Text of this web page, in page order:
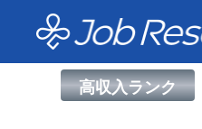
HOME 求人一覧
高収入ランク